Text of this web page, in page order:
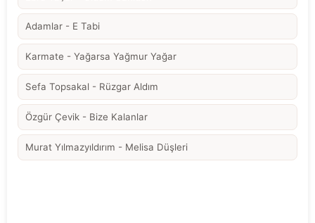
Adamlar - E Tabi
Karmate - Yağarsa Yağmur Yağar
Sefa Topsakal - Rüzgar Aldım
Özgür Çevik - Bize Kalanlar
Murat Yılmazyıldırım - Melisa Düşleri